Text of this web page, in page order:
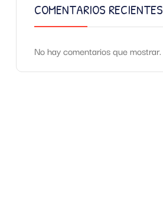
COMENTARIOS RECIENTES
No hay comentarios que mostrar.